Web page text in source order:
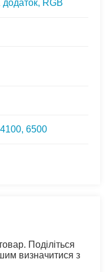
додаток, RGB
6500
Поділіться
визначитися з